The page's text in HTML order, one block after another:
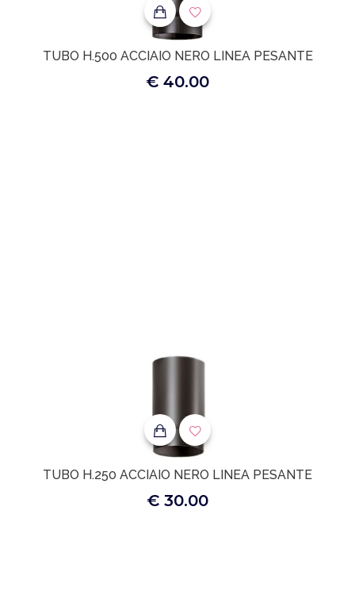
TUBO H.500 ACCIAIO NERO LINEA PESANTE
€ 40.00
TUBO H.250 ACCIAIO NERO LINEA PESANTE
€ 30.00